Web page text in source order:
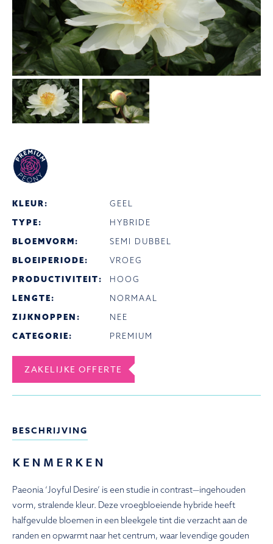
KLEUR:
GEEL
TYPE:
HYBRIDE
BLOEMVORM:
SEMI DUBBEL
BLOEIPERIODE:
VROEG
PRODUCTIVITEIT:
HOOG
LENGTE:
NORMAAL
ZIJKNOPPEN:
NEE
CATEGORIE:
PREMIUM
ZAKELIJKE OFFERTE
BESCHRIJVING
KENMERKEN
Paeonia ‘Joyful Desire’ is een studie in contrast—ingehouden
vorm, stralende kleur. Deze vroegbloeiende hybride heeft
halfgevulde bloemen in een bleekgele tint die verzacht aan de
randen en opwarmt naar het centrum, waar levendige gouden